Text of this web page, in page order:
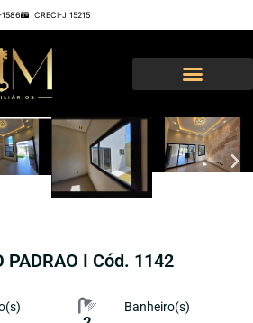
CRECI-J 15215
PADRAO I Cód. 1142
Banheiro(s)